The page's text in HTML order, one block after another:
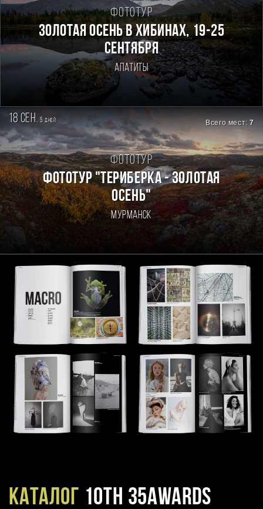
Фототур
Золотая осень в Хибинах, 19-25
сентября
Апатиты
18 сен. 5дней Всего мест:7
Фототур
ФОТОТУР "ТЕРИБЕРКА - ЗОЛОТАЯ
ОСЕНЬ"
Мурманск
Каталог 10TH 35AWARDS